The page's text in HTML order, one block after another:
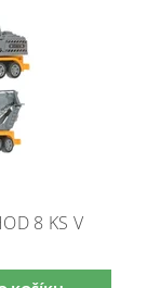
8 KS V